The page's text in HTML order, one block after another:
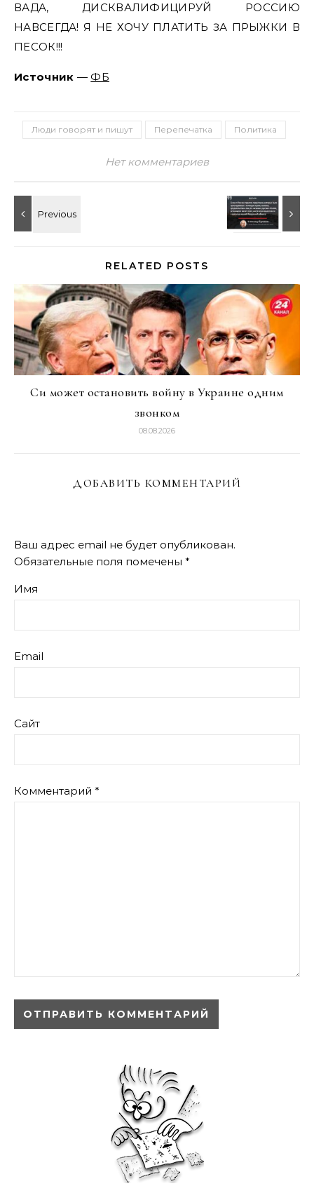
ВАДА, ДИСКВАЛИФИЦИРУЙ РОССИЮ
НАВСЕГДА! Я НЕ ХОЧУ ПЛАТИТЬ ЗА ПРЫЖКИ В
ПЕСОК!!!
Источник — ФБ
Люди говорят и пишут Перепечатка Политика
Нет комментариев
RELATED POSTS
Си может остановить войну в Украине одним
звонком
08.08.2026
ДОБАВИТЬ КОММЕНТАРИЙ
Ваш адрес email не будет опубликован.
Обязательные поля помечены *
Имя
Email
Сайт
Комментарий *